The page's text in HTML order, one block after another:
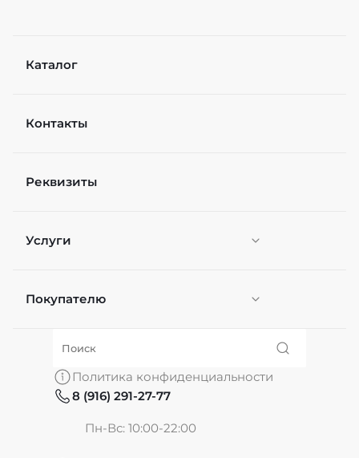
Файл
Я согласен(а) на
обработку персональных
Отправить
Каталог
Контакты
Реквизиты
Услуги
Персонификация
Покупателю
О нас
Политика конфиденциальности
8 (916) 291-27-77
Пн-Вс: 10:00-22:00